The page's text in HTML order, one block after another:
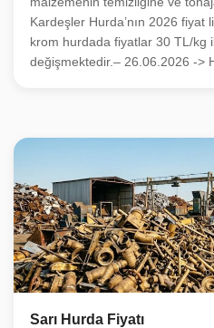
Kardeşler Hurda’nın 2026
krom hurdada fiyatlar 30 TL/kg
değişmektedir.– 26.06.2026 ->
Sarı Hurda Fiyatı